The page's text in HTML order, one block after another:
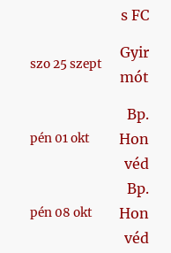
s FC
szo 25 szept
Gyir
mót
pén 01 okt
Bp.
Hon
véd
pén 08 okt
Bp.
Hon
véd